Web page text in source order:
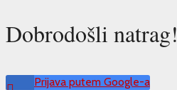
Dobrodošli natrag!
Prijava putem Google-a